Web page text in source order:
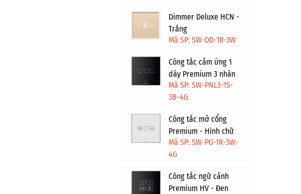
Dimmer Deluxe HCN -
Trắng
Mã SP: SW-DD-1R-3W
Công tắc cảm ứng 1
dây Premium 3 nhân
HV - Đen viền vàng
Mã SP: SW-PNL3-1S-
3B-4G
Công tắc mở cổng
Premium - Hình chữ
nhật - Trắng viền vàng
Mã SP: SW-PG-1R-3W-
4G
Công tắc ngữ cảnh
Premium HV - Đen